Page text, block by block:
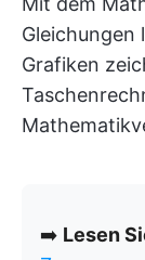
Gleichungen
Grafiken
➡️ Lesen